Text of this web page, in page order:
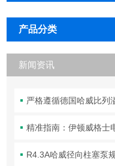
产品分类
新闻资讯
精准指南：伊顿威格士
R4.3A哈威径向柱塞泵